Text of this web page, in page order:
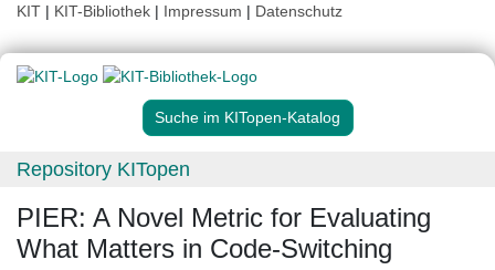
KIT | KIT-Bibliothek | Impressum | Datenschutz
Suche im KITopen-Katalog
Repository KITopen
PIER: A Novel Metric for Evaluating
What Matters in Code-Switching